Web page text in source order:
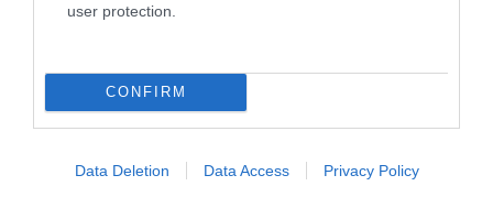
user protection.
CONFIRM
Data Deletion Data Access Privacy Policy